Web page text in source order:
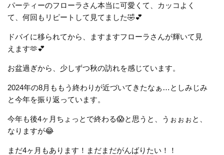
パーティーのフローラさん本当に可愛くて、カッコよく
て、何回もリピートして見てました🤣💕
ドバイに移られてから、ますますフローラさんが輝いて見
えます🫶💕
お盆過ぎから、少しずつ秋の訪れを感じています。
2024年の8月ももう終わりが近づいてきたなぁ…としみじみ
と今年を振り返っています。
今年も後4ヶ月ちょっとで終わる😱と思うと、うぉぉぉと、
なりますが😂
まだ4ヶ月もあります！まだまだがんばりたい！！